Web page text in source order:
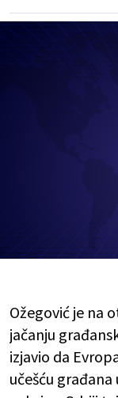
Ožegović je na
jačanju
izjavio da
učešću